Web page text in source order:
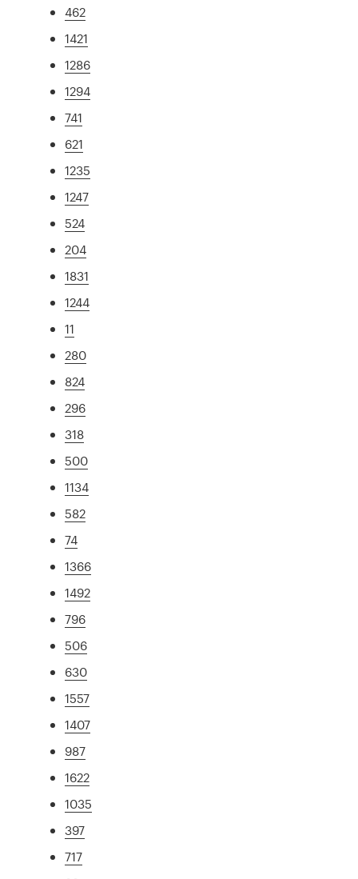
462
1421
1286
1294
741
621
1235
1247
524
204
1831
1244
11
280
824
296
318
500
1134
582
74
1366
1492
796
506
630
1557
1407
987
1622
1035
397
717